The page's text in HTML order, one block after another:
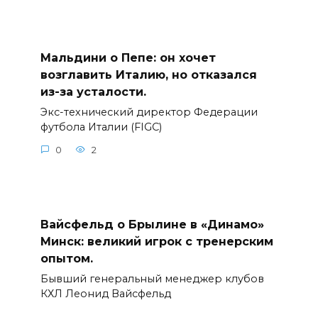
Мальдини о Пепе: он хочет
возглавить Италию, но отказался
из-за усталости.
Экс-технический директор Федерации
футбола Италии (FIGC)
0 2
Вайсфельд о Брылине в «Динамо»
Минск: великий игрок с тренерским
опытом.
Бывший генеральный менеджер клубов
КХЛ Леонид Вайсфельд